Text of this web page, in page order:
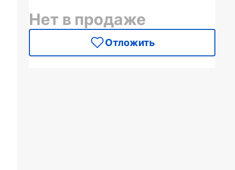
Нет в продаже
Отложить